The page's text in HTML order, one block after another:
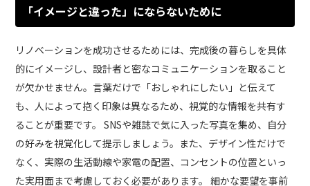
「イメージと違った」にならないために
リノベーションを成功させるためには、完成後の暮らしを具体
的にイメージし、設計者と密なコミュニケーションを取ること
が欠かせません。言葉だけで「おしゃれにしたい」と伝えて
も、人によって抱く印象は異なるため、視覚的な情報を共有す
ることが重要です。 SNSや雑誌で気に入った写真を集め、自分
の好みを視覚化して提示しましょう。また、デザイン性だけで
なく、実際の生活動線や家電の配置、コンセントの位置といっ
た実用面まで考慮しておく必要があります。 細かな要望を事前